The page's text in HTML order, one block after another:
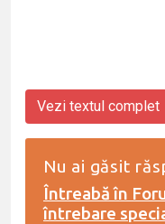
Vezi textul complet
Nu ai găsit
Întreabă în
întrebare